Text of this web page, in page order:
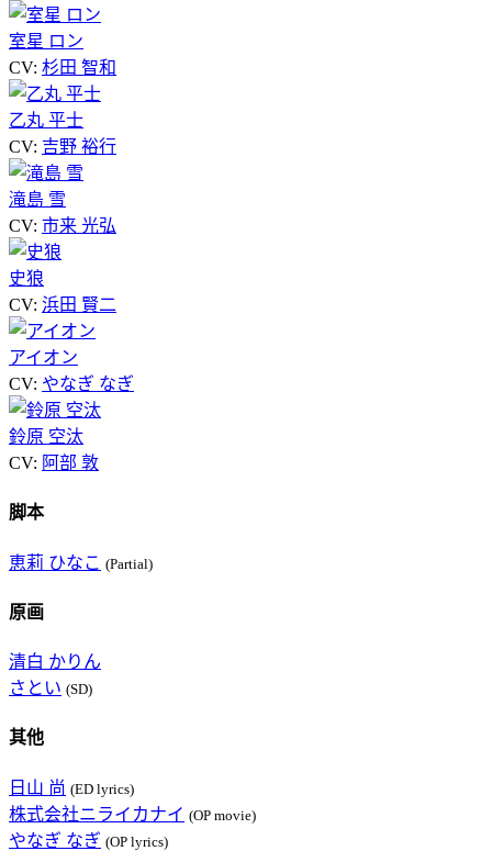
室星 ロン
CV: 杉田 智和
乙丸 平士
CV: 吉野 裕行
滝島 雪
CV: 市来 光弘
史狼
CV: 浜田 賢二
アイオン
CV: やなぎ なぎ
鈴原 空汰
CV: 阿部 敦
脚本
恵莉 ひなこ (Partial)
原画
清白 かりん
さとい (SD)
其他
日山 尚 (ED lyrics)
株式会社ニライカナイ (OP movie)
やなぎ なぎ (OP lyrics)